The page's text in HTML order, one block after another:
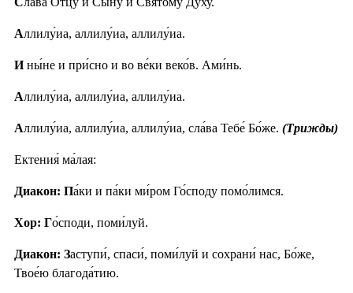
Аллилу́иа, аллилу́иа, аллилу́иа.
Ины́не и при́сно и во ве́ки веко́в. Ами́нь.
Аллилу́иа, аллилу́иа, аллилу́иа.
Аллилу́иа, аллилу́иа, аллилу́иа, сла́ва Тебе́ Бо́же. (Трижды)
Ектения́ ма́лая:
Диакон: Па́ки и па́ки ми́ром Го́споду помо́лимся.
Хор: Го́споди, поми́луй.
Диакон: Заступи́, спаси́, поми́луй и сохрани́ нас, Бо́же,
Твое́ю благода́тию.